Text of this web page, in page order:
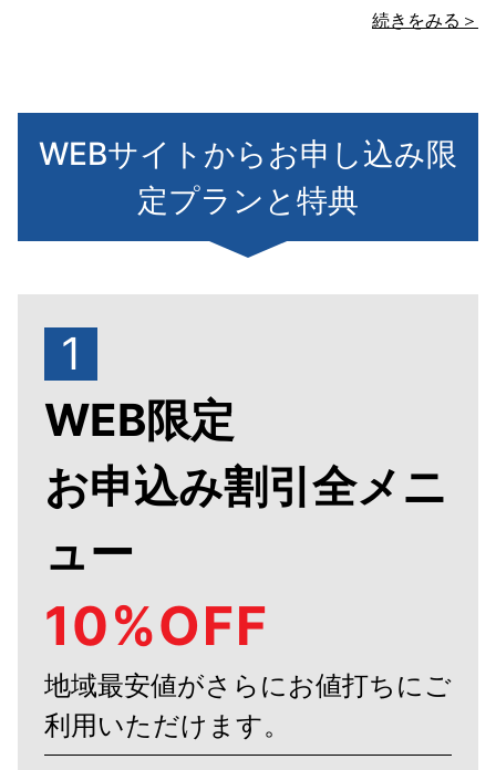
続きをみる＞
WEBサイトからお申し込み限
定プランと特典
1
WEB限定
お申込み割引全メニ
ュー
10%OFF
地域最安値がさらにお値打ちにご
利用いただけます。